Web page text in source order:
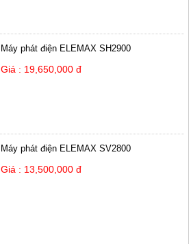
Máy phát điện ELEMAX SH2900
Giá : 19,650,000 đ
Máy phát điện ELEMAX SV2800
Giá : 13,500,000 đ